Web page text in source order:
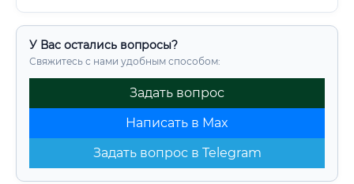
У Вас остались вопросы?
Свяжитесь с нами удобным способом:
Задать вопрос
Написать в Max
Задать вопрос в Telegram